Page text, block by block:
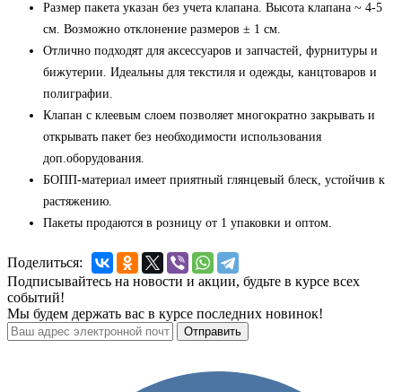
Размер пакета указан без учета клапана. Высота клапана ~ 4-5
см. Возможно отклонение размеров ± 1 см.
Отлично подходят для аксессуаров и запчастей, фурнитуры и
бижутерии. Идеальны для текстиля и одежды, канцтоваров и
полиграфии.
Клапан с клеевым слоем позволяет многократно закрывать и
открывать пакет без необходимости использования
доп.оборудования.
БОПП-материал имеет приятный глянцевый блеск, устойчив к
растяжению.
Пакеты продаются в розницу от 1 упаковки и оптом.
Поделиться:
Подписывайтесь на новости и акции, будьте в курсе всех
событий!
Мы будем держать вас в курсе последних новинок!